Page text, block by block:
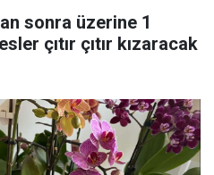
sonra üzerine 1
çıtır çıtır kızaracak